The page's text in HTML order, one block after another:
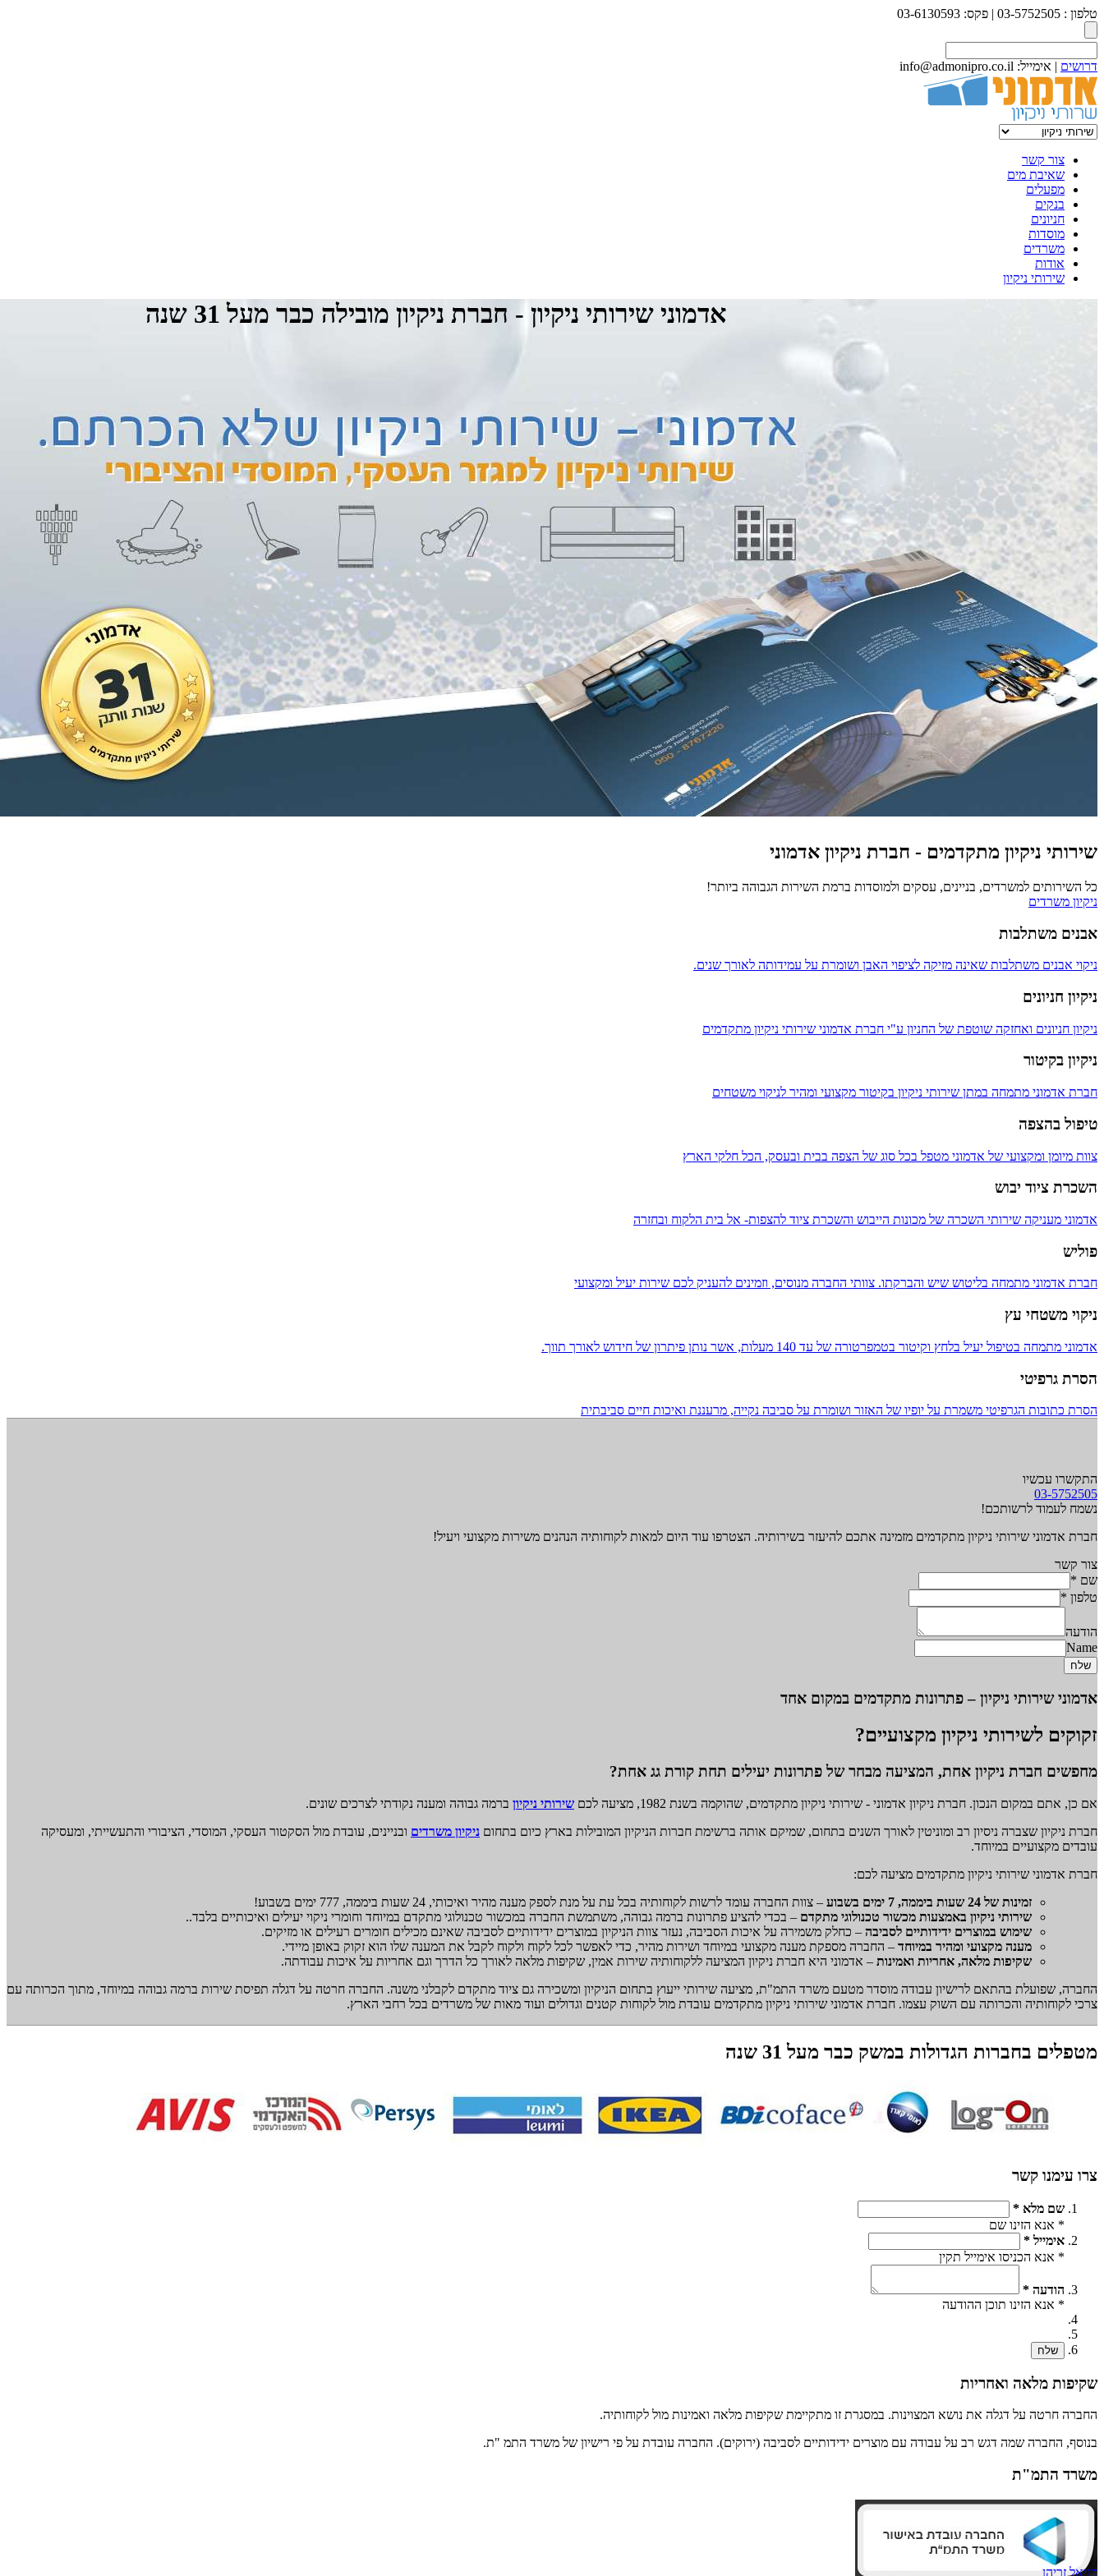
טלפון : 03-5752505 | פקס: 03-6130593
דרושים | אימייל: info@admonipro.co.il
צור קשר
שאיבת מים
מפעלים
בנקים
חניונים
מוסדות
משרדים
אודות
שירותי ניקיון
אדמוני שירותי ניקיון - חברת ניקיון מובילה כבר מעל 31 שנה
שירותי ניקיון מתקדמים - חברת ניקיון אדמוני
כל השירותים למשרדים, בניינים, עסקים ולמוסדות ברמת השירות הגבוהה ביותר!
ניקיון משרדים
אבנים משתלבות
ניקוי אבנים משתלבות שאינה מזיקה לציפוי האבן ושומרת על עמידותה לאורך שנים.
ניקיון חניונים
ניקיון חניונים ואחזקה שוטפת של החניון ע"י חברת אדמוני שירותי ניקיון מתקדמים
ניקיון בקיטור
חברת אדמוני מתמחה במתן שירותי ניקיון בקיטור מקצועי ומהיר לניקוי משטחים
טיפול בהצפה
צוות מיומן ומקצועי של אדמוני מטפל בכל סוג של הצפה בבית ובעסק, הכל חלקי הארץ
השכרת ציוד יבוש
אדמוני מעניקה שירותי השכרה של מכונות הייבוש והשכרת ציוד להצפות- אל בית הלקוח ובחזרה
פוליש
חברת אדמוני מתמחה בליטוש שיש והברקתו. צוותי החברה מנוסים, וזמינים להעניק לכם שירות יעיל ומקצועי
ניקוי משטחי עץ
אדמוני מתמחה בטיפול יעיל בלחץ וקיטור בטמפרטורה של עד 140 מעלות, אשר נותן פיתרון של חידוש לאורך תווך.
הסרת גרפיטי
הסרת כתובות הגרפיטי משמרת על יופיו של האזור ושומרת על סביבה נקייה, מרעננת ואיכות חיים סביבתית
התקשרו עכשיו
03-5752505
נשמח לעמוד לרשותכם!
חברת אדמוני שירותי ניקיון מתקדמים מזמינה אתכם להיעזר בשירותיה. הצטרפו עוד היום למאות לקוחותיה הנהנים משירות מקצועי ויעיל!
צור קשר
שם *
טלפון *
הודעה
Name
שלח
אדמוני שירותי ניקיון – פתרונות מתקדמים במקום אחד
זקוקים לשירותי ניקיון מקצועיים?
מחפשים חברת ניקיון אחת, המציעה מבחר של פתרונות יעילים תחת קורת גג אחת?
אם כן, אתם במקום הנכון. חברת ניקיון אדמוני - שירותי ניקיון מתקדמים, שהוקמה בשנת 1982, מציעה לכם שירותי ניקיון ברמה גבוהה ומענה נקודתי לצרכים שונים.
חברת ניקיון שצברה ניסיון רב ומוניטין לאורך השנים בתחום, שמיקם אותה ברשימת חברות הניקיון המובילות בארץ כיום בתחום ניקיון משרדים ובניינים, עובדת מול הסקטור העסקי, המוסדי, הציבורי והתעשייתי, ומעסיקה
עובדים מקצועיים במיוחד.
חברת אדמוני שירותי ניקיון מתקדמים מציעה לכם:
זמינות של 24 שעות ביממה, 7 ימים בשבוע
– צוות החברה עומד לרשות לקוחותיה בכל עת על מנת לספק מענה מהיר ואיכותי, 24 שעות ביממה, 777 ימים בשבוע!
שירותי ניקיון באמצעות מכשור טכנולוגי מתקדם – בכדי להציע פתרונות ברמה גבוהה, משתמשת החברה במכשור טכנולוגי מתקדם במיוחד וחומרי ניקוי יעילים ואיכותיים בלבד..
שימוש במוצרים ידידותיים לסביבה – כחלק משמירה על איכות הסביבה, נעזר צוות הניקיון במוצרים ידידותיים לסביבה שאינם מכילים חומרים רעילים או מזיקים.
מענה מקצועי ומהיר במיוחד – החברה מספקת מענה מקצועי במיוחד ושירות מהיר, כדי לאפשר לכל לקוח ולקוח לקבל את המענה שלו הוא זקוק באופן מיידי.
שקיפות מלאה, אחריות ואמינות – אדמוני היא חברת ניקיון המציעה ללקוחותיה שירות אמין, שקיפות מלאה לאורך כל הדרך וגם אחריות על איכות עבודתה.
החברה, שפועלת בהתאם לרישיון עבודה מוסדר מטעם משרד התמ"ת, מציעה שירותי ייעוץ בתחום הניקיון ומשכירה גם ציוד מתקדם לקבלני משנה. החברה חרטה על דגלה תפיסת שירות ברמה גבוהה במיוחד, מתוך הכרותה עם
צרכי לקוחותיה והכרותה עם השוק עצמו. חברת אדמוני שירותי ניקיון מתקדמים עובדת מול לקוחות קטנים וגדולים ועוד מאות של משרדים בכל רחבי הארץ.
מטפלים בחברות הגדולות במשק כבר מעל 31 שנה
צרו עימנו קשר
שם מלא *
* אנא הזינו שם
אימייל *
* אנא הכניסו אימייל תקין
הודעה *
* אנא הזינו תוכן ההודעה
שלח
שקיפות מלאה ואחריות
החברה חרטה על דגלה את נושא המצוינות. במסגרת זו מתקיימת שקיפות מלאה ואמינות מול לקוחותיה.
בנוסף, החברה שמה דגש רב על עבודה עם מוצרים ידידותיים לסביבה (ירוקים). החברה עובדת על פי רישיון של משרד התמ "ת.
משרד התמ"ת
דניאל זריהן